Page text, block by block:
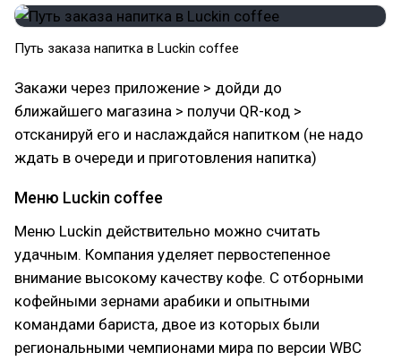
Путь заказа напитка в Luckin coffee
Закажи через приложение > дойди до
ближайшего магазина > получи QR-код >
отсканируй его и наслаждайся напитком (не надо
ждать в очереди и приготовления напитка)
Меню Luckin coffee
Меню Luckin действительно можно считать
удачным. Компания уделяет первостепенное
внимание высокому качеству кофе. С отборными
кофейными зернами арабики и опытными
командами бариста, двое из которых были
региональными чемпионами мира по версии WBC